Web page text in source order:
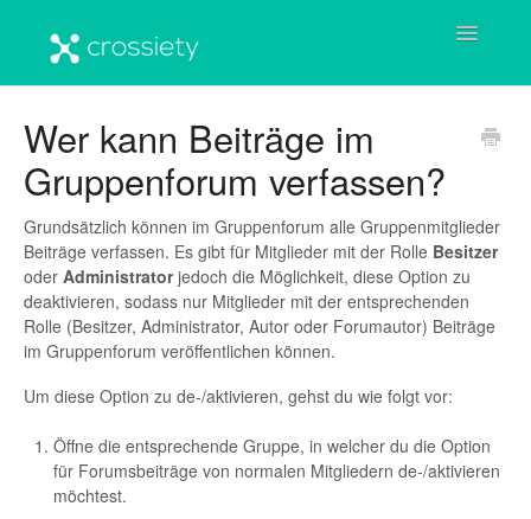
Toggle
Benutzerkonto
Crossiety-Plattform
Häufige Fragen & Antworten
Wichtige Informationen
Wer kann Beiträge im
Gruppenforum verfassen?
Grundsätzlich können im Gruppenforum alle Gruppenmitglieder
Beiträge verfassen. Es gibt für Mitglieder mit der Rolle Besitzer
oder Administratorjedoch die Möglichkeit, diese Option zu
deaktivieren, sodass nur Mitglieder mit der entsprechenden
Rolle (Besitzer, Administrator, Autor oder Forumautor) Beiträge
im Gruppenforum veröffentlichen können.
Um diese Option zu de-/aktivieren, gehst du wie folgt vor:
Öffne die entsprechende Gruppe, in welcher du die Option
für Forumsbeiträge von normalen Mitgliedern de-/aktivieren
möchtest.